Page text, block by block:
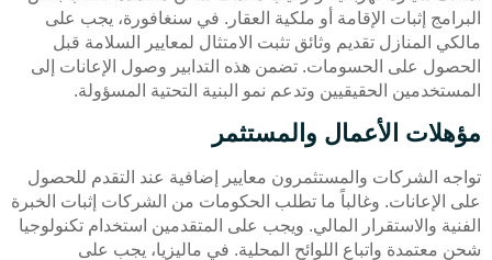
البرامج إثبات الإقامة أو ملكية العقار. في سنغافورة، يجب على
مالكي المنازل تقديم وثائق تثبت الامتثال لمعايير السلامة قبل
الحصول على الحسومات. تضمن هذه التدابير وصول الإعانات إلى
المستخدمين الحقيقيين وتدعم نمو البنية التحتية المسؤولة.
مؤهلات الأعمال والمستثمر
تواجه الشركات والمستثمرون معايير إضافية عند التقدم للحصول
على الإعانات. وغالباً ما تطلب الحكومات من الشركات إثبات الخبرة
الفنية والاستقرار المالي. ويجب على المتقدمين استخدام تكنولوجيا
شحن معتمدة واتباع اللوائح المحلية. في ماليزيا، يجب على